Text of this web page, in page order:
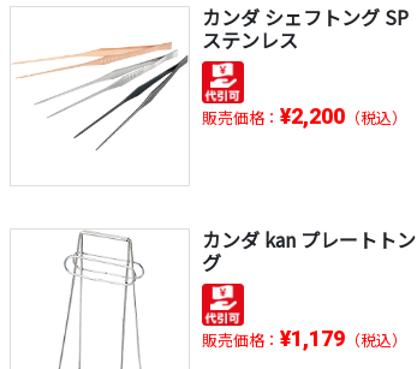
カンダ シェフトング SP
ステンレス
販売価格：¥2,200 （税込）
カンダ kan プレートトン
グ
販売価格：¥1,179 （税込）